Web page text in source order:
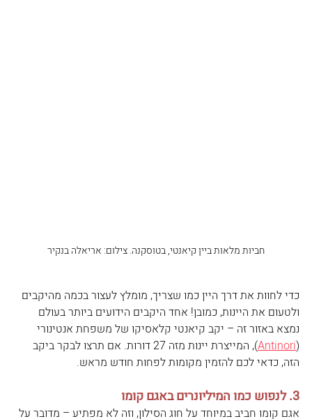
חביות מלאות ביין קיאנטי, בטוסקנה. צילום: אריאלה בנקיר
כדי לחוות את דרך היין כמו שצריך, מומלץ לעצור בכמה מהיקבים
ולטעום את היינות, כמובן! אחד היקבים הידועים ביותר בעולם
נמצא באזור זה – יקב קיאנטי קלאסיקו של משפחת אנטינורי
(
Antinori
), המייצרת יינות מזה 27 דורות. אם תרצו לבקר ביקב
הזה, כדאי לכם להזמין מקומות לפחות חודש מראש.
3. לנפוש כמו המיליונרים באגם קומו
אגם קומו חביב במיוחד על חוג הסילון, וזה לא מפתיע – מדובר על